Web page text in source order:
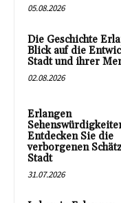
05.08.2026
Die Geschichte
Blick auf die
Stadt und ihrer
02.08.2026
Erlangen
Entdecken Sie die
verborgenen
Stadt
31.07.2026